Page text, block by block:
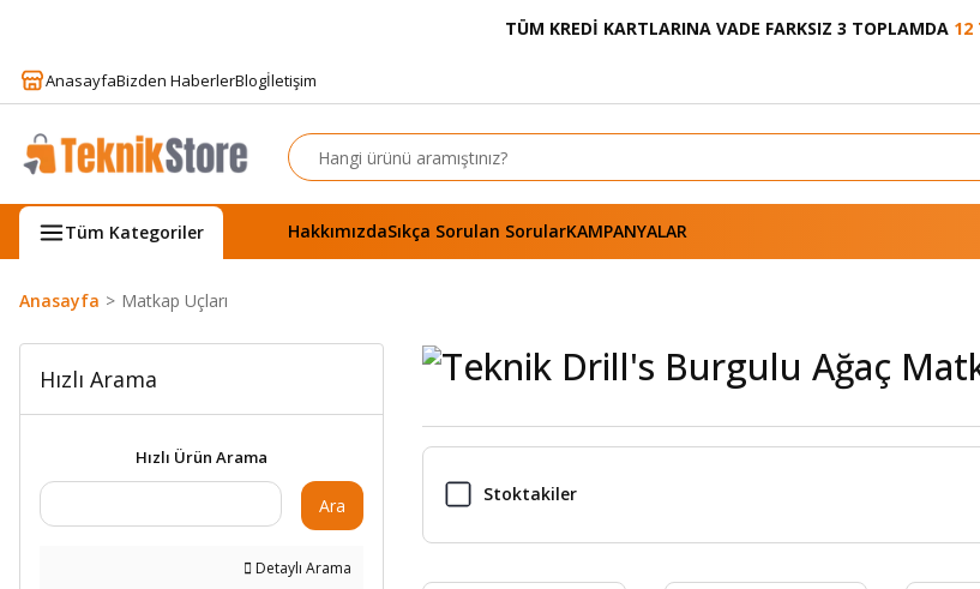
TÜM KREDİ KARTLARINA VADE FARKSIZ 3 TOPLAMDA 12
AnasayfaBizden HaberlerBlogİletişim
Tüm Kategoriler HakkımızdaSıkça Sorulan SorularKAMPANYALAR
Anasayfa Matkap Uçları
Hızlı Arama
Hızlı Ürün Arama
Ara
Detaylı Arama
Stoktakiler